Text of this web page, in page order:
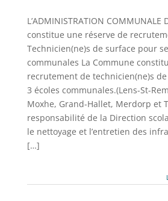
L’ADMINISTRATION COMMUNALE
constitue une réserve de
Technicien(ne)s de surface pour
communales La Commune
recrutement de technicien(ne)s
3 écoles communales.(Lens-St-
Moxhe, Grand-Hallet, Merdorp et
responsabilité de la Direction
le nettoyage et l’entretien des
[…]